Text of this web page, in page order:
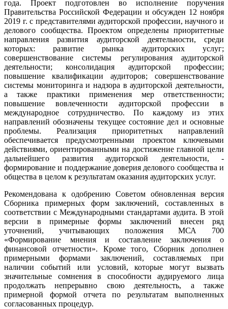
года. Проект подготовлен во исполнение поручения
Правительства Российской Федерации и обсужден 12 ноября
2019 г. с представителями аудиторской профессии, научного и
делового сообщества. Проектом определены приоритетные
направления развития аудиторской деятельности, среди
которых: развитие рынка аудиторских услуг;
совершенствование системы регулирования аудиторской
деятельности; консолидация аудиторской профессии;
повышение квалификации аудиторов; совершенствование
системы мониторинга и надзора в аудиторской деятельности,
а также практики применения мер ответственности;
повышение вовлеченности аудиторской профессии в
международное сотрудничество. По каждому из этих
направлений обозначены текущее состояние дел и основные
проблемы. Реализация приоритетных направлений
обеспечивается предусмотренными проектом ключевыми
действиями, ориентированными на достижение главной цели
дальнейшего развития аудиторской деятельности, -
формирование и поддержание доверия делового сообщества и
общества в целом к результатам оказания аудиторских услуг.
Рекомендована к одобрению Советом обновленная версия
Сборника примерных форм заключений, составленных в
соответствии с Международными стандартами аудита. В этой
версии в примерные формы заключений внесен ряд
уточнений, учитывающих положения МСА 700
«Формирование мнения и составление заключения о
финансовой отчетности». Кроме того, Сборник дополнен
примерными формами заключений, составляемых при
наличии событий или условий, которые могут вызвать
значительные сомнения в способности аудируемого лица
продолжать непрерывно свою деятельность, а также
примерной формой отчета по результатам выполненных
согласованных процедур.